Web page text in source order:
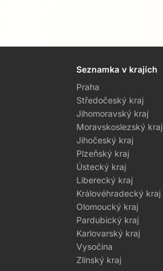
Seznamka v krajích
Praha
Středočeský kraj
Jihomoravský kraj
Moravskoslezský kraj
Jihočeský kraj
Plzeňský kraj
Ústecký kraj
Liberecký kraj
Královéhradecký kraj
Olomoucký kraj
Pardubický kraj
Karlovarský kraj
Vysočina
Zlínský kraj